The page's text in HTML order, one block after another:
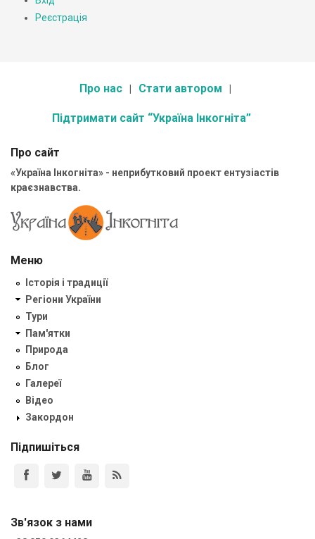
Реєстрація
Про нас Стати автором
Підтримати сайт “Україна Інкогніта”
Про сайт
«Україна Інкогніта» - неприбутковий проект ентузіастів
краєзнавства.
Меню
Історія і традиції
Регіони України
Тури
Пам'ятки
Природа
Блог
Галереї
Відео
Закордон
Підпишіться
Зв'язок з нами